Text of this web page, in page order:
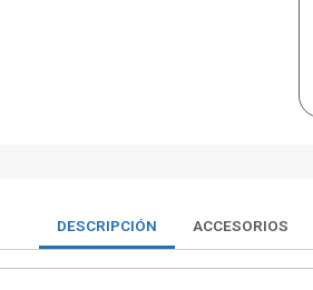
DESCRIPCIÓN ACCESORIOS